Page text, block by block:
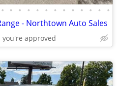
• • • • • • • • • • • • •
- Northtown Auto Sales
you're approved